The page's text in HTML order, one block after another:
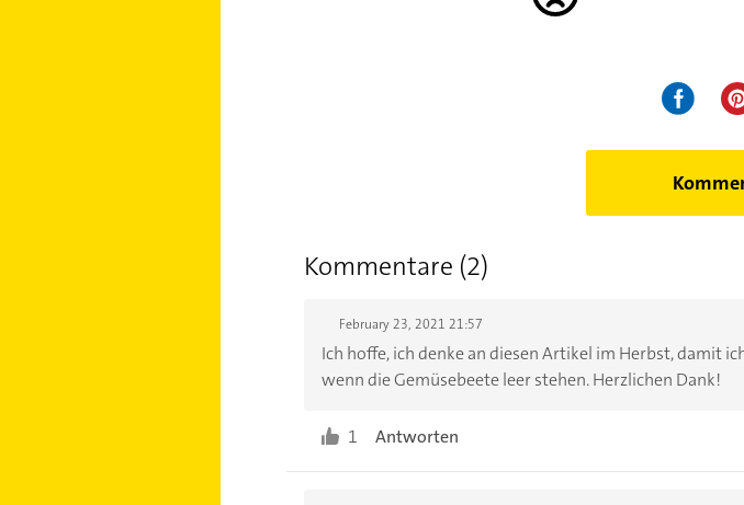
Kommentare (2)
February 23, 2021 21:57
Ich hoffe, ich denke an diesen Artikel im Herbst, damit
wenn die Gemüsebeete leer stehen. Herzlichen Dank!
1 Antworten